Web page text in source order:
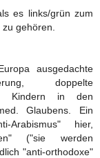
es links/grün zum
gehören.
ausgedachte
doppelte
Kindern in den
Glaubens. Ein
Arabismus" hier,
("sie werden
"anti-orthodoxe"